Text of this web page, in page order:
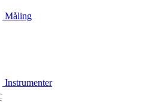
Måling
Instrumenter